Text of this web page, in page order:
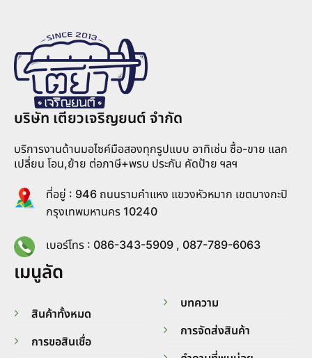
บริษัท เตียวเจริญยนต์ จำกัด
บริการงานด้านมอไซค์มือสองทุกรูปแบบ อาทิเช่น ซื้อ-ขาย แลก
เปลี่ยน โอน,ย้าย ต่อภาษี+พรบ ประกัน คัดป้าย ฯลฯ
ที่อยู่ : 946 ถนนรามคำแหง แขวงหัวหมาก เขตบางกะปิ
กรุงเทพมหานคร 10240
เบอร์โทร : 086-343-5909 , 087-789-6063
เมนูลัด
สินค้าทั้งหมด
การขอสินเชื่อ
บทความ
การจัดส่งสินค้า